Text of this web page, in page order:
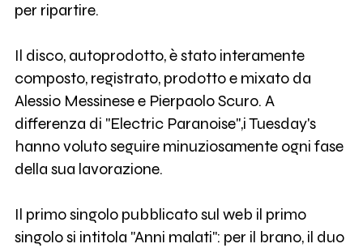
per ripartire.
Il disco, autoprodotto, è stato interamente
composto, registrato, prodotto e mixato da
Alessio Messinese e Pierpaolo Scuro. A
differenza di "Electric Paranoise",i Tuesday's
hanno voluto seguire minuziosamente ogni fase
della sua lavorazione.
Il primo singolo pubblicato sul web il primo
singolo si intitola "Anni malati": per il brano, il duo